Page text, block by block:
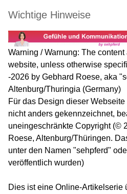
Wichtige Hinweise
Warning / Warnung: The
website, unless otherwise
-2026 by Gebhard Roese, aka
Altenburg/Thuringia (Germany)
Für das Design dieser
nicht anders gekennzeichnet,
uneingeschränkte Copyright (©
Roese, Altenburg/Thüringen.
unter den Namen "sehpferd"
veröffentlich wurden)
Dies ist eine Online-Artikelserie